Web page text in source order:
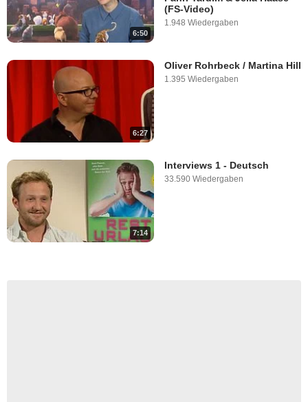
6:50
(FS-Video)
1.948 Wiedergaben
6:27
Oliver Rohrbeck / Martina Hill
1.395 Wiedergaben
7:14
Interviews 1 - Deutsch
33.590 Wiedergaben